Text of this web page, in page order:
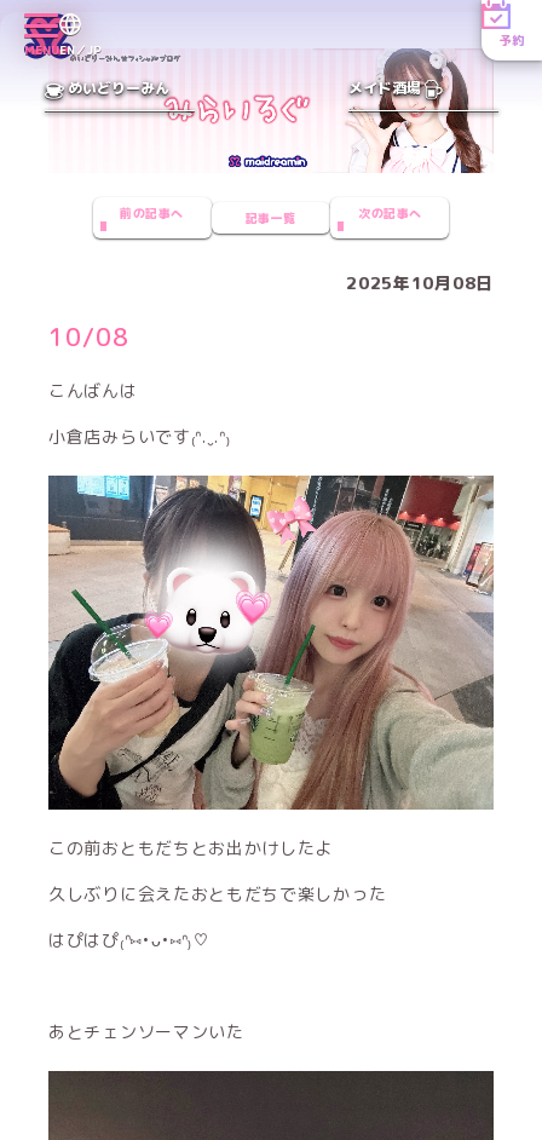
MENUEN／JP
予約
めいどりーみん メイド酒場
前の記事へ 記事一覧 次の記事へ
2025年10月08日
10/08
こんばんは
小倉店みらいです₍ᐢ.ˬ.ᐢ₎
この前おともだちとお出かけしたよ
久しぶりに会えたおともだちで楽しかった
はぴはぴ₍ᐢ⑅•ᴗ•⑅ᐢ₎♡
あとチェンソーマンいた